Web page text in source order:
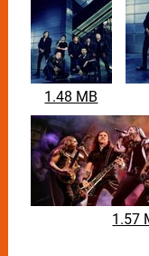
HELLOWEEN -
der schon beim
nicht minder
Spielfreude nur so
ausgefeilte
Bandgeschichte,
zurückgehen und
Nachholtermin:
1. Mai 2021 und
1.48 MB
1.57